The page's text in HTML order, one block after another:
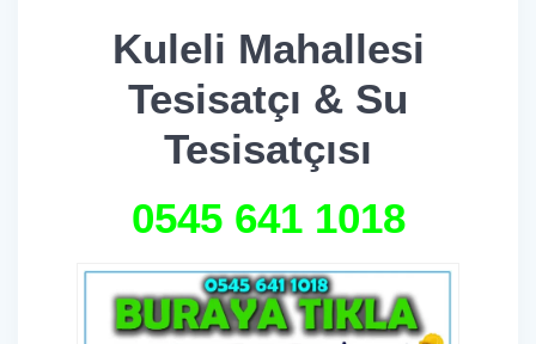
Kuleli Mahallesi
Tesisatçı & Su
Tesisatçısı
0545 641 1018